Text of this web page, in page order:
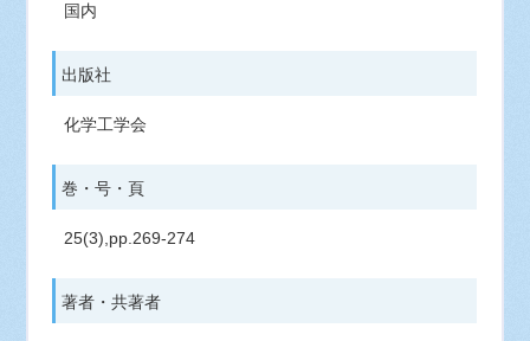
国内
出版社
化学工学会
巻・号・頁
25(3),pp.269-274
著者・共著者